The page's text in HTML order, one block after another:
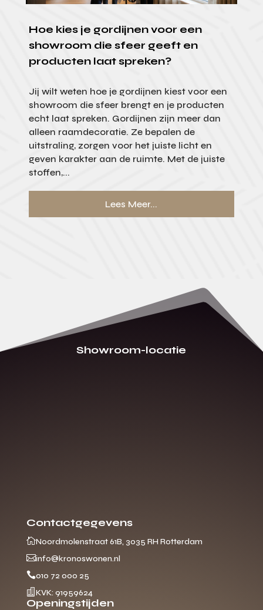
Hoe kies je gordijnen voor een
showroom die sfeer geeft en
producten laat spreken?
Jij wilt weten hoe je gordijnen kiest voor een
showroom die sfeer brengt en je producten
echt laat spreken. Gordijnen zijn meer dan
alleen raamdecoratie. Ze bepalen de
uitstraling, zorgen voor het juiste licht en
geven karakter aan de ruimte. Met de juiste
stoffen,...
Lees Meer...
Showroom-locatie
Contactgegevens
Noordmolenstraat 61B, 3035 RH Rotterdam
info@kronoswonen.nl
010 72 000 25
 KVK: 91959624
Openingstijden